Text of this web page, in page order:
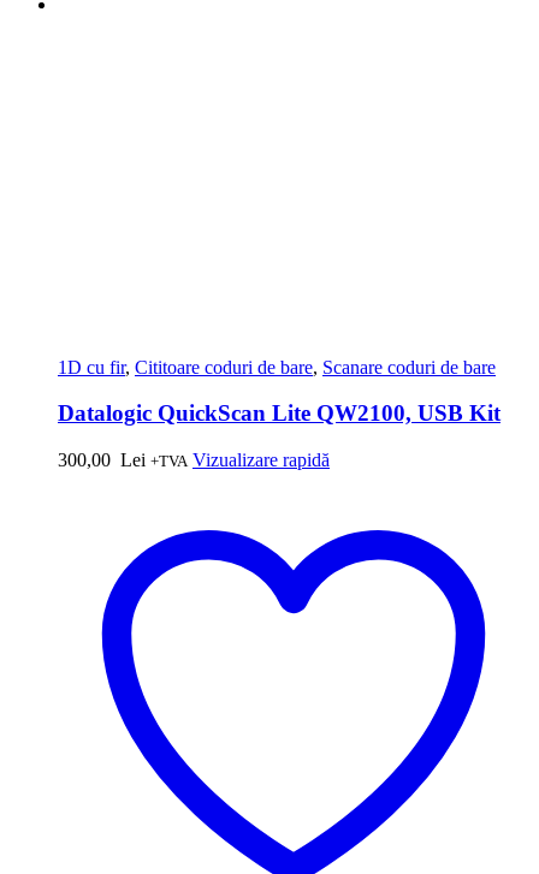
1D cu fir, Cititoare coduri de bare, Scanare coduri de bare
Datalogic QuickScan Lite QW2100, USB Kit
300,00 Lei +TVA Vizualizare rapidă